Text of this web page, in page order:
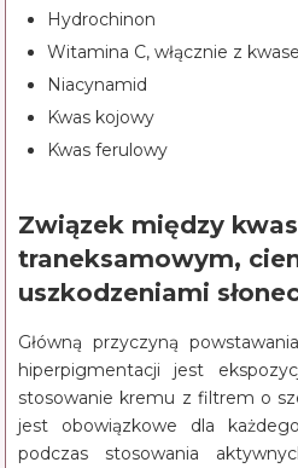
Hydrochinon
Witamina C, włącznie z
Niacynamid
Kwas kojowy
Kwas ferulowy
Związek między
traneksamowym,
uszkodzeniami
Główną przyczyną
hiperpigmentacji jest
stosowanie kremu z filtrem o
jest obowiązkowe dla
podczas stosowania